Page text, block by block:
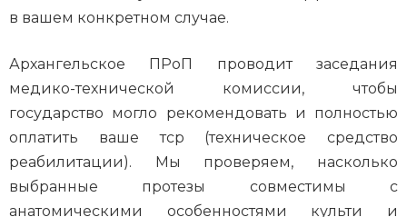
в вашем конкретном случае.
Архангельское ПРоП проводит заседания
медико-технической комиссии, чтобы
государство могло рекомендовать и полностью
оплатить ваше тср (техническое средство
реабилитации). Мы проверяем, насколько
выбранные протезы совместимы с
анатомическими особенностями культи и